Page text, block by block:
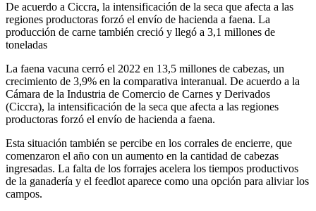
De acuerdo a Ciccra, la intensificación de la seca que afecta a las
regiones productoras forzó el envío de hacienda a faena. La
producción de carne también creció y llegó a 3,1 millones de
toneladas
La faena vacuna cerró el 2022 en 13,5 millones de cabezas, un
crecimiento de 3,9% en la comparativa interanual. De acuerdo a la
Cámara de la Industria de Comercio de Carnes y Derivados
(Ciccra), la intensificación de la seca que afecta a las regiones
productoras forzó el envío de hacienda a faena.
Esta situación también se percibe en los corrales de encierre, que
comenzaron el año con un aumento en la cantidad de cabezas
ingresadas. La falta de los forrajes acelera los tiempos productivos
de la ganadería y el feedlot aparece como una opción para aliviar los
campos.